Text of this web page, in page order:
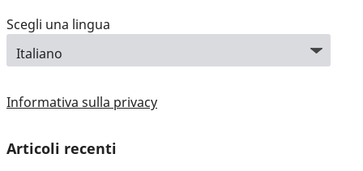
Scegli una lingua
Informativa sulla privacy
Articoli recenti